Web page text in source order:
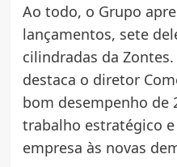
Ao todo, o Grupo
lançamentos, sete
cilindradas da
destaca o diretor
bom desempenho de
trabalho estratégico
empresa às novas